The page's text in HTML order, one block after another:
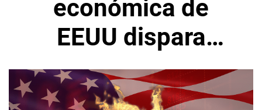
económica de
EEUU dispara
alarma de recesión
para 2023